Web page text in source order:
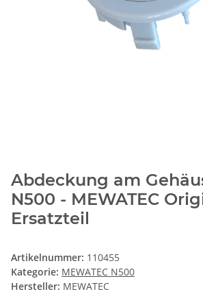
Abdeckung am
N500 - MEWATEC
Ersatzteil
Artikelnummer: 110455
Kategorie: MEWATEC N500
Hersteller: MEWATEC